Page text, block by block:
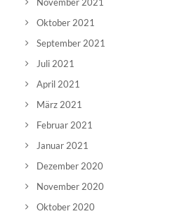
Oktober 2021
September 2021
Juli 2021
April 2021
März 2021
Februar 2021
Januar 2021
Dezember 2020
November 2020
Oktober 2020